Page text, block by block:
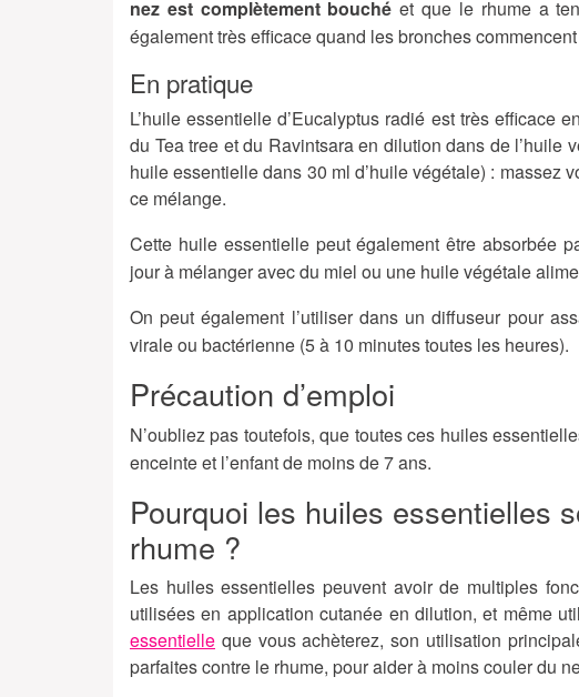
nez est complètement bouchéet que le rhume a
également très efficace quand les bronches
En pratique
L’huile essentielle d’Eucalyptus radié est très efficace
du Tea tree et du Ravintsara en dilution dans de l’huile
huile essentielle dans 30 ml d’huile végétale) : massez
ce mélange.
Cette huile essentielle peut également être absorbée
jour à mélanger avec du miel ou une huile végétale
On peut également l’utiliser dans un diffuseur pour
virale ou bactérienne (5 à 10 minutes toutes les heures).
Précaution d’emploi
N’oubliez pas toutefois, que toutes ces huiles
enceinte et l’enfant de moins de 7 ans.
Pourquoi les huiles essentielles
rhume ?
Les huiles essentielles peuvent avoir de multiples
utilisées en application cutanée en dilution, et même
essentielle que vous achèterez, son utilisation
parfaites contre le rhume, pour aider à moins couler du